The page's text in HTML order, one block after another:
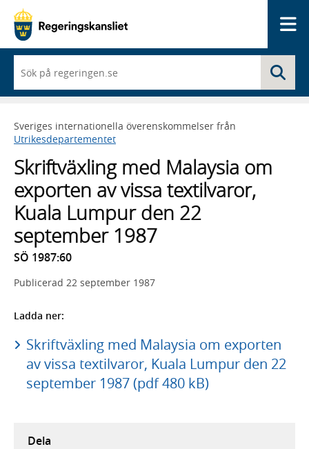
du
börjar
skriva
framträder
en
med
sökförslag
Sveriges internationella överenskommelser från
Utrikesdepartementet
Skriftväxling med Malaysia om
exporten av vissa textilvaror,
Kuala Lumpur den 22
september 1987
SÖ 1987:60
Publicerad 22 september 1987
Ladda ner:
Skriftväxling med Malaysia om exporten
av vissa textilvaror, Kuala Lumpur den 22
september 1987 (pdf 480 kB)
Dela